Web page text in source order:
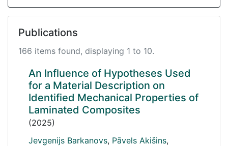
Publications
166 items found, displaying 1 to 10.
An Influence of Hypotheses Used
for a Material Description on
Identified Mechanical Properties of
Laminated Composites
(2025)
Jevgenijs Barkanovs, Pāvels Akišins,